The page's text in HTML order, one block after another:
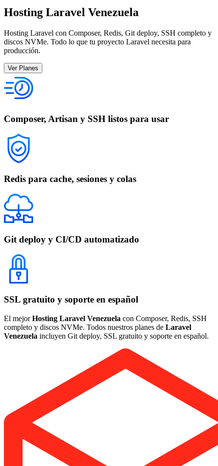
Hosting Laravel Venezuela
Hosting Laravel con Composer, Redis, Git deploy, SSH completo y
discos NVMe. Todo lo que tu proyecto Laravel necesita para
producción.
Ver Planes
Composer, Artisan y SSH listos para usar
Redis para cache, sesiones y colas
Git deploy y CI/CD automatizado
SSL gratuito y soporte en español
El mejorHosting Laravel Venezuela con Composer, Redis, SSH
completo y discos NVMe. Todos nuestros planes de Laravel
Venezuela incluyen Git deploy, SSL gratuito y soporte en español.